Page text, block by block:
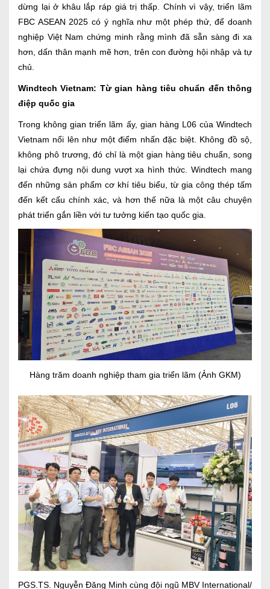
dừng lại ở khâu lắp ráp giá trị thấp. Chính vì vậy, triển lãm
FBC ASEAN 2025 có ý nghĩa như một phép thử, để doanh
nghiệp Việt Nam chứng minh rằng mình đã sẵn sàng đi xa
hơn, dấn thân mạnh mẽ hơn, trên con đường hội nhập và tự
chủ.
Windtech Vietnam: Từ gian hàng tiêu chuẩn đến thông
điệp quốc gia
Trong không gian triển lãm ấy, gian hàng L06 của Windtech
Vietnam nổi lên như một điểm nhấn đặc biệt. Không đồ sộ,
không phô trương, đó chỉ là một gian hàng tiêu chuẩn, song
lại chứa đựng nội dung vượt xa hình thức. Windtech mang
đến những sản phẩm cơ khí tiêu biểu, từ gia công thép tấm
đến kết cấu chính xác, và hơn thế nữa là một câu chuyện
phát triển gắn liền với tư tưởng kiến tạo quốc gia.
Hàng trăm doanh nghiệp tham gia triển lãm (Ảnh GKM)
PGS.TS. Nguyễn Đăng Minh cùng đội ngũ MBV International/